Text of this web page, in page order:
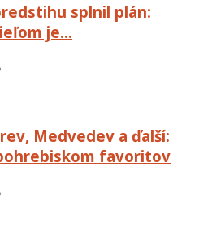
splnil plán:
je…
Medvedev a ďalší:
favoritov